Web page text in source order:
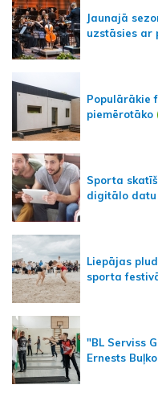
Jaunajā
uzstāsies ar
Populārākie
piemērotāko
Sporta
digitālo
Liepājas
sporta
"BL Serviss
Ernests Buļko